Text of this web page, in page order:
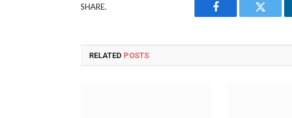
SHARE.
Facebook Twitter
RELATED POSTS